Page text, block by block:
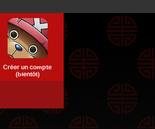
Créer un compte
(bientôt)